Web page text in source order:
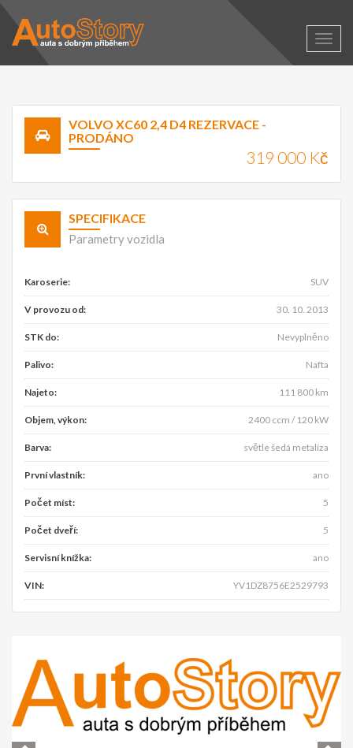
VOLVO XC60 2,4 D4 REZERVACE -
PRODÁNO
319 000 Kč
SPECIFIKACE
Parametry vozidla
Karoserie: SUV
V provozu od: 30. 10. 2013
STK do: Nevyplněno
Palivo: Nafta
Najeto: 111 800 km
Objem, výkon: 2400 ccm / 120 kW
Barva: světle šedá metalíza
První vlastník: ano
Počet míst: 5
Počet dveří: 5
Servisní knížka: ano
VIN: YV1DZ8756E2529793